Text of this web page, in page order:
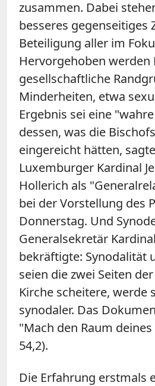
zusammen. Dabei
besseres gegenseitiges
Beteiligung aller im
Hervorgehoben werden
gesellschaftliche
Minderheiten, etwa
Ergebnis sei eine
dessen, was die
eingereicht hätten,
Luxemburger Kardinal
Hollerich als
bei der Vorstellung des
Donnerstag. Und
Generalsekretär
bekräftigte: Synodalität
seien die zwei Seiten
Kirche scheitere, werde
synodaler. Das
"Mach den Raum
54,2).
Die Erfahrung erstmals